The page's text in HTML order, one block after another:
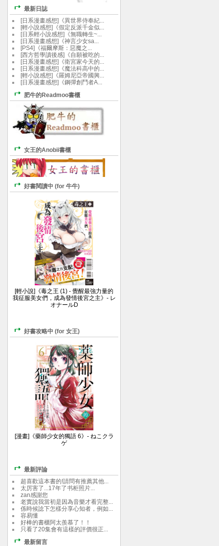
最新日誌
[日系漫畫感想]《異世界侍奉紀...
[輕小說感想]《假定反派千金似...
[日系輕小說感想]《無職轉生~...
[日系漫畫感想]《神言少女sa...
[PS4]《福爾摩斯：惡魔之...
[西方哲學讀後感]《自願被吃的...
[日系漫畫感想]《衛宮家今天的...
[日系漫畫感想]《魔法科高中的...
[輕小說感想]《羅姆尼亞帝國興...
[日系漫畫感想]《鋼彈創鬥者A...
肥牛的Readmoo書櫃
女王的Anobii書櫃
好書閱讀中 (for 牛牛)
[輕小說]《毒之王 (1) - 覺醒最強力量的
我征服美女們，成為發情後宮之主》- レ
オナールD
好書攻略中 (for 女王)
[漫畫]《藥師少女的獨語 6》- ねこクラ
ゲ
最新評論
超喜歡這本書的!請問有推薦其他...
太厉害了...17年了书柜照片...
zan感謝您
老實說我當初是因為音樂才看完整...
係時候諗下怎樣分享心知者，例如...
容易懂
好棒的書櫃阿太羨慕了！！
只看了20集會有這樣的評價很正...
最新留言